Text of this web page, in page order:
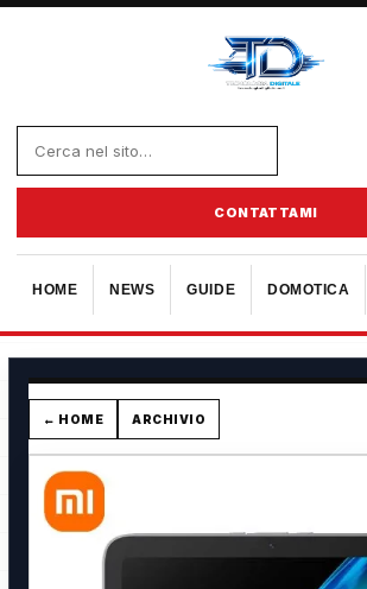
CONTATTAMI
HOME NEWS GUIDE DOMOTICA
← HOME ARCHIVIO